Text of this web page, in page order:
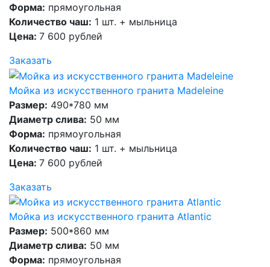
Форма: прямоугольная
Количество чаш: 1 шт. + мыльница
Цена: 7 600 рублей
Заказать
Мойка из искусственного гранита Madeleine
Размер: 490*780 мм
Диаметр слива: 50 мм
Форма: прямоугольная
Количество чаш: 1 шт. + мыльница
Цена: 7 600 рублей
Заказать
Мойка из искусственного гранита Atlantic
Размер: 500*860 мм
Диаметр слива: 50 мм
Форма: прямоугольная